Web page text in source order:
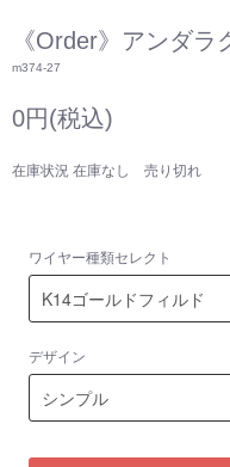
《Order》アンダ
m374-27
0円(税込)
在庫状況 在庫なし 売り切れ
ワイヤー種類セレクト
デザイン